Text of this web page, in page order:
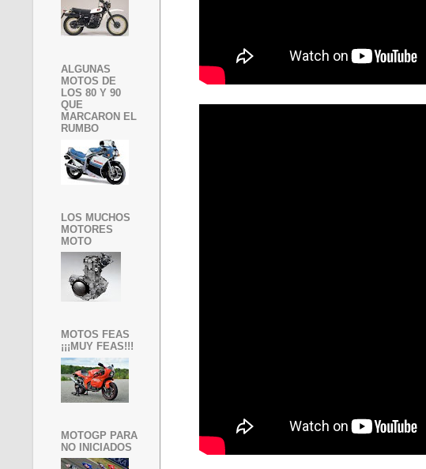
ALGUNAS
MOTOS DE
LOS 80 Y 90
QUE
MARCARON EL
RUMBO
LOS MUCHOS
MOTORES
MOTO
MOTOS FEAS
¡¡¡MUY FEAS!!!
MOTOGP PARA
NO INICIADOS